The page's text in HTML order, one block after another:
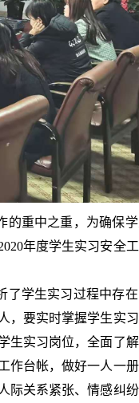
重中之重，为确保学
年度学生实习安全
学生实习过程中存
，要实时掌握学生实
生实习岗位，全面了
作台帐，做好一人一
际关系紧张、情感纠